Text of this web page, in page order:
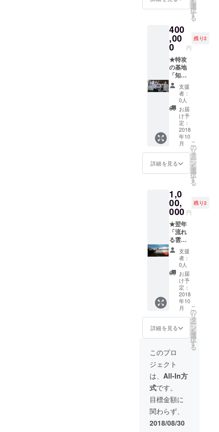
限定
のサイ
ン入の
脚本が
プレゼ
ントし
ます！
を
選
択
す
る
400
,00
0 円
残り2
★特攻
の基地
「知
覧」研
修ご招
待★平
成30年
10月期
日中 特
攻の母
「鳥浜
トメ」
のお孫
さんで
ある鳥
よる講
話や、
チャー
ミング
な知覧
特任館
長と平
和記念
館や戦
跡を巡
り、特
攻の真
実を惜
しみな
く伝え
ます！
知覧や
特攻の
ことを
い方か
ら、よ
くご存
知の方
まで、
今を生
きるた
めの使
命を感
じて頂
けるよ
支援
者：
0人
お届
け予
定：
2018
年10
月
詳細を見る
こ
の
リ
タ
ー
ン
を
選
択
す
る
1,0
00,
000 円
残り2
★翌年
「流れ
る雲
よ」貸
切公演
(大阪or
東京)★
会社や
学校の
団体様
も大歓
迎で
す。 大
きな感
動と今
る使命
を大切
な方々
に伝え
ていき
ません
か？ 自
殺のな
い笑顔
溢れる
日本に
支援
者：
0人
お届
け予
定：
2018
年10
月
詳細を見る
こ
の
リ
タ
ー
ン
を
選
択
す
る
このプロ
ジェクト
は、 All-In方
式です。
目標金額に
関わらず、
2018/08/30